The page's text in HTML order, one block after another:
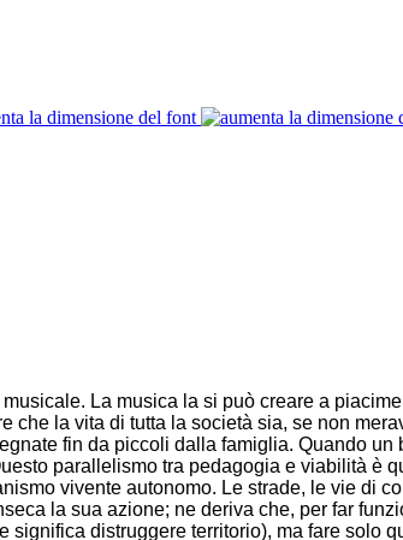
la dimensione del font
La musica la si può creare a
che la vita di tutta la società sia, se non
fin da piccoli dalla famiglia. Quando
parallelismo tra pedagogia e viabilità è
vivente autonomo. Le strade, le vie di
la sua azione; ne deriva che, per far
distruggere territorio), ma fare solo